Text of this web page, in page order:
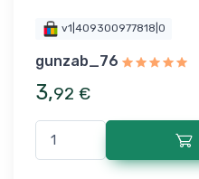
v1|409300977818|0
gunzab_76
3,92 €